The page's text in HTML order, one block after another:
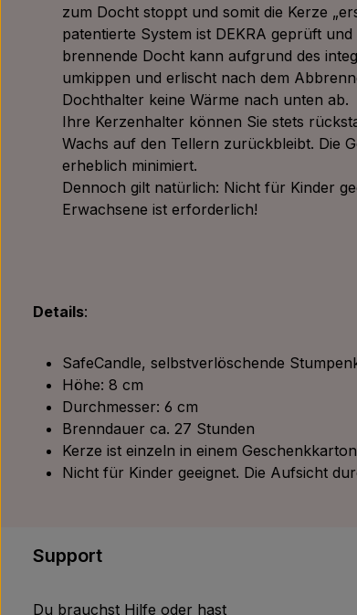
zum Docht stoppt und somit die Kerze
patentierte System ist DEKRA geprüft
brennende Docht kann aufgrund des
umkippen und erlischt nach dem
Dochthalter keine Wärme nach unten ab.
Ihre Kerzenhalter können Sie stets
Wachs auf den Tellern zurückbleibt. Die
erheblich minimiert.
Dennoch gilt natürlich: Nicht für Kinder
Erwachsene ist erforderlich!
Details:
SafeCandle, selbstverlöschende
Höhe: 8 cm
Durchmesser: 6 cm
Brenndauer ca. 27 Stunden
Kerze ist einzeln in einem
Nicht für Kinder geeignet. Die Aufsicht
Support
Du brauchst Hilfe oder hast